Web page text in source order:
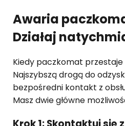
Awaria
Działaj
Kiedy paczkomat przestaje
Najszybszą drogą do
bezpośredni kontakt z
Masz dwie główne